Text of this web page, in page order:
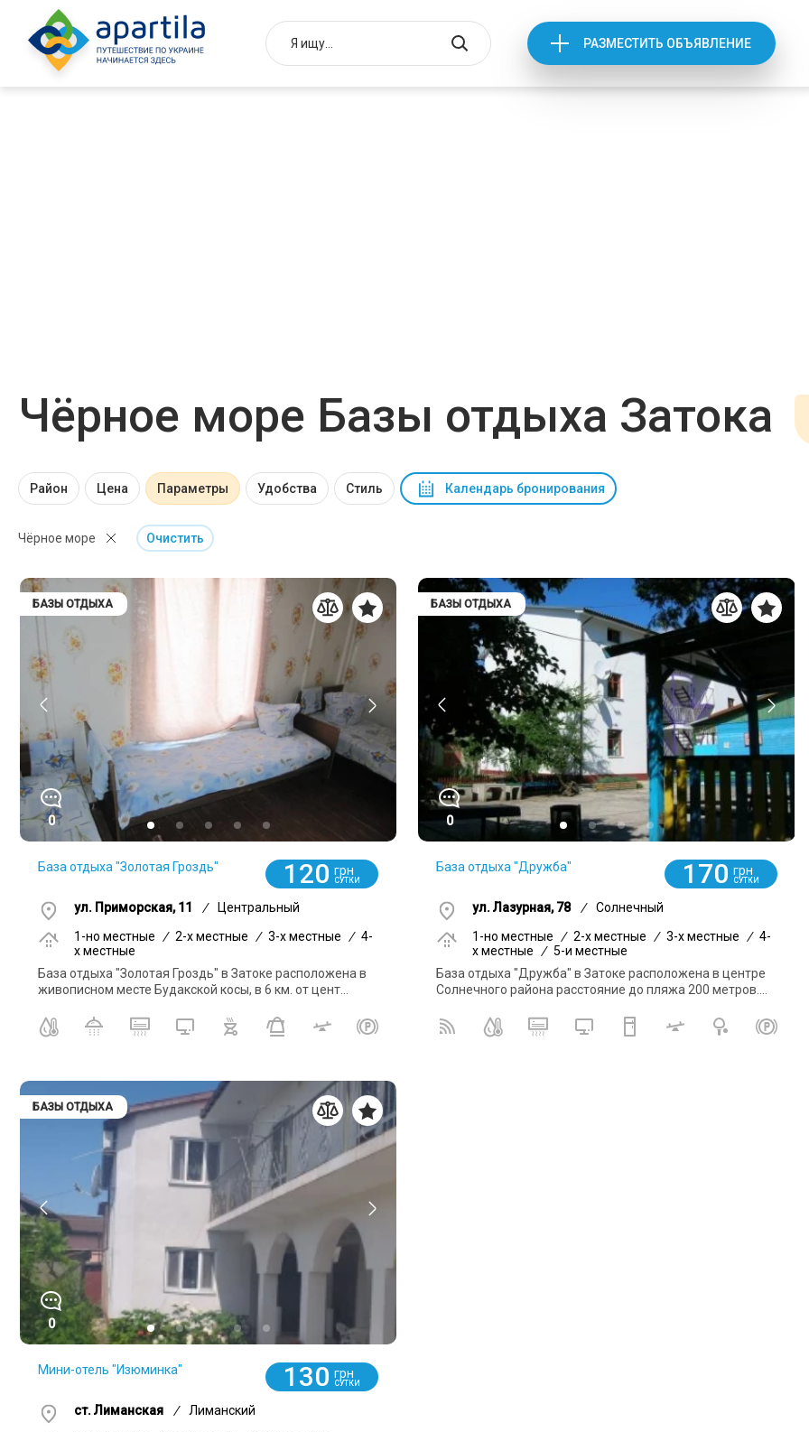
РАЗМЕСТИТЬ ОБЪЯВЛЕНИЕ
Чёрное море Базы отдыха Затока
Район Цена Параметры Удобства Стиль Календарь бронирования
Чёрное море Очистить
БАЗЫ ОТДЫХА
0
База отдыха "Золотая Гроздь" 120 грн
СУТКИ
ул. Приморская, 11 /
Центральный
1-но местные
/ 2-x местные / 3-x местные / 4-
x местные
База отдыха "Золотая Гроздь" в Затоке расположена в
живописном месте Будакской косы, в 6 км. от цент...
БАЗЫ ОТДЫХА
0
База отдыха "Дружба" 170 грн
СУТКИ
ул. Лазурная, 78 /
Солнечный
1-но местные
/ 2-x местные / 3-x местные / 4-
x местные
/ 5-и местные
База отдыха "Дружба" в Затоке расположена в центре
Солнечного района расстояние до пляжа 200 метров....
БАЗЫ ОТДЫХА
0
Мини-отель "Изюминка" 130 грн
СУТКИ
ст. Лиманская /
Лиманский